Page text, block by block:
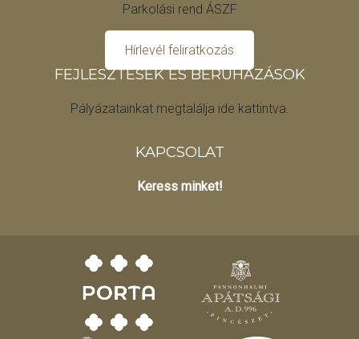
Parkolási rend ÁSZF
Hírlevél feliratkozás
FEJLESZTÉSEK ÉS BERUHÁZÁSOK
Pályázatainkat megtalálja ide kattintva.
KAPCSOLAT
Keress minket!